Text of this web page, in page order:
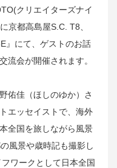
クリエイターズナイ
京都高島屋S.C. T8、
』にて、ゲストのお話
流会が開催されます。
佑佳（ほしのゆか）さ
エッセイストで、海外
全国を旅しながら風景
風景や歳時記も撮影し
ワークとして日本全国